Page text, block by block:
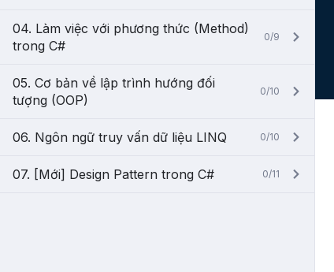
04. Làm việc với phương thức (Method)
trong C#
0/9
05. Cơ bản về lập trình hướng đối
tượng (OOP)
0/10
06. Ngôn ngữ truy vấn dữ liệu LINQ 0/10
07. [Mới] Design Pattern trong C# 0/11